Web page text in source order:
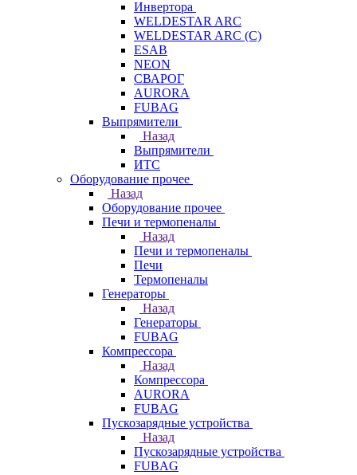
Инвертора
WELDESTAR ARC
WELDESTAR ARC (С)
ESAB
NEON
СВАРОГ
AURORA
FUBAG
Выпрямители
Назад
Выпрямители
ИТС
Оборудование прочее
Назад
Оборудование прочее
Печи и термопеналы
Назад
Печи и термопеналы
Печи
Термопеналы
Генераторы
Назад
Генераторы
FUBAG
Компрессора
Назад
Компрессора
AURORA
FUBAG
Пускозарядные устройства
Назад
Пускозарядные устройства
FUBAG